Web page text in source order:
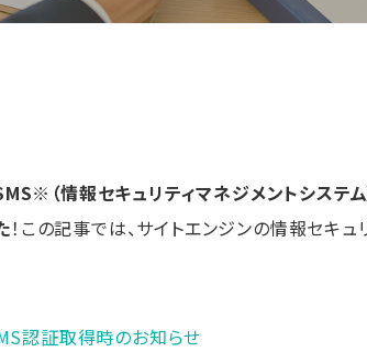
（情報セキュリティマネジメントシステム
！この記事では、サイトエンジンの情報セキ
認証取得時のお知らせ